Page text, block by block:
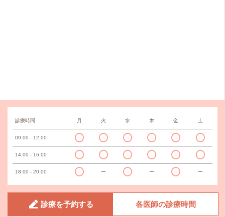
診療時間 月 火 水 木 金 土
09:00 - 12:00
14:00 - 16:00
18:00 - 20:00 ー ー ー
診療を予約する 各医師の診療時間